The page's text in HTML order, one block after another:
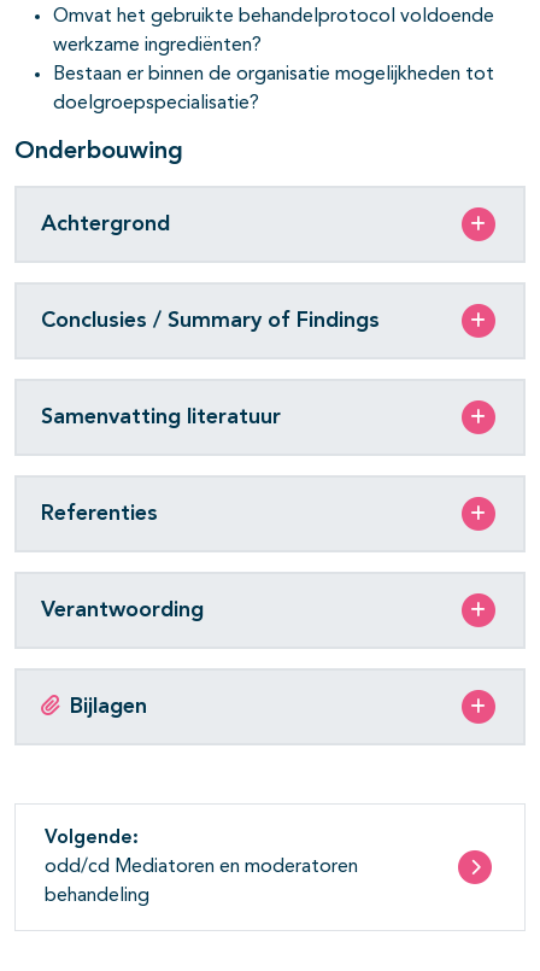
Omvat het gebruikte behandelprotocol voldoende
werkzame ingrediënten?
Bestaan er binnen de organisatie mogelijkheden tot
doelgroepspecialisatie?
Onderbouwing
Achtergrond
Conclusies / Summary of Findings
Samenvatting literatuur
Referenties
Verantwoording
Bijlagen
Volgende:
odd/cd Mediatoren en moderatoren
behandeling